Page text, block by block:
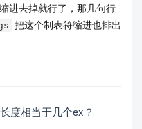
进去掉就行了，那几句行
把这个制表符缩进也排出
度相当于几个ex？